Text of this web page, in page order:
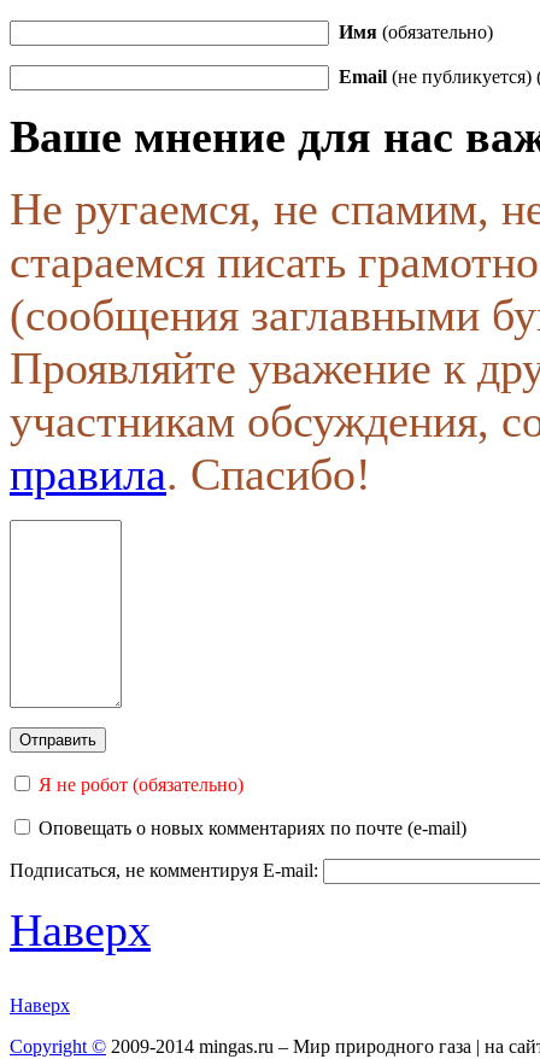
Имя (обязательно)
Email (не публикуется)
Ваше мнение для нас
Не ругаемся, не спамим,
стараемся писать
(сообщения заглавными
Проявляйте уважение к
участникам обсуждения,
правила. Спасибо!
Я не робот (обязательно)
Оповещать о новых комментариях по почте (e-mail)
Подписаться, не комментируя E-mail:
Наверх
Наверх
Copyright © 2009-2014 mingas.ru – Мир природного газа | на